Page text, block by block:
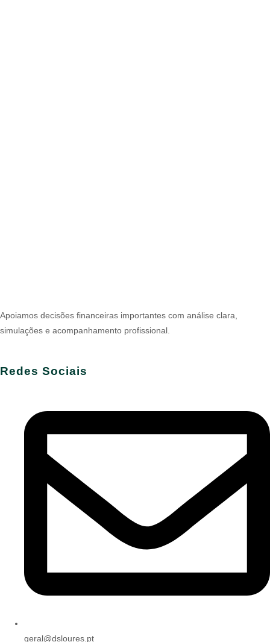
Apoiamos decisões financeiras importantes com análise clara,
simulações e acompanhamento profissional.
Redes Sociais
geral@dsloures.pt